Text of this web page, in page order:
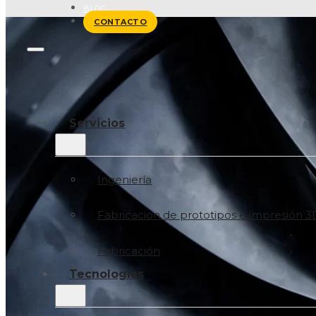
BLOG
CONTACTO
Servicios
Ingeniería
Fabricacion de prototipos e impresión
Fabricación
Tecnologías